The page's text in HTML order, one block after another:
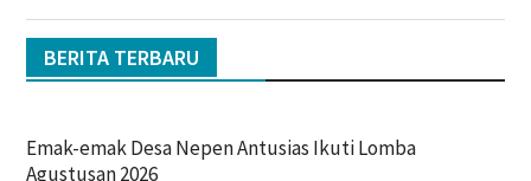
BERITA TERBARU
Emak-emak Desa Nepen Antusias Ikuti Lomba
Agustusan 2026